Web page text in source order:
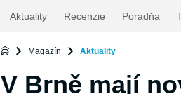
Aktuality Recenzie Poradňa
Magazín Aktuality
V Brně mají